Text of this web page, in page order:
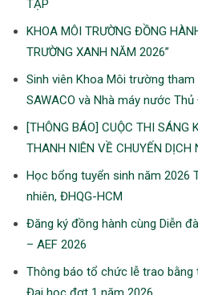
TẬP
KHOA MÔI TRƯỜNG ĐỒNG
TRƯỜNG XANH NĂM 2026”
Sinh viên Khoa Môi trường
SAWACO và Nhà máy nước
[THÔNG BÁO] CUỘC THI SÁNG
THANH NIÊN VỀ CHUYẾN DỊCH
Học bổng tuyển sinh năm 2026
nhiên, ĐHQG-HCM
Đăng ký đồng hành cùng Diễn
– AEF 2026
Thông báo tổ chức lễ trao